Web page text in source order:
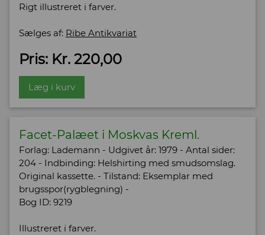
Rigt illustreret i farver.
Sælges af: Ribe Antikvariat
Pris: Kr. 220,00
Læg i kurv
Facet-Palæet i Moskvas Kreml.
Forlag: Lademann - Udgivet år: 1979 - Antal sider:
204 - Indbinding: Helshirting med smudsomslag.
Original kassette. - Tilstand: Eksemplar med
brugsspor(rygblegning) -
Bog ID: 9219
Illustreret i farver.